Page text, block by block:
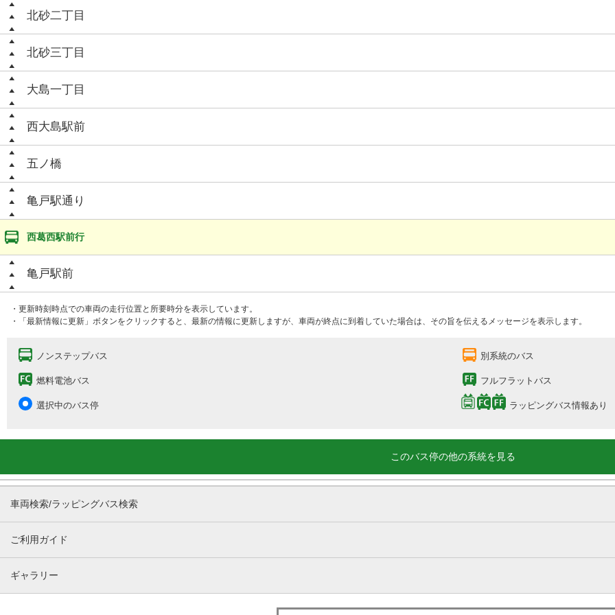
北砂二丁目
北砂三丁目
大島一丁目
西大島駅前
五ノ橋
亀戸駅通り
西葛西駅前行
亀戸駅前
・更新時刻時点での車両の走行位置と所要時分を表示しています。
・「最新情報に更新」ボタンをクリックすると、最新の情報に更新しますが、車両が終点に到着していた場合は、その旨を伝えるメッセージを表示します。
ノンステップバス 別系統のバス
燃料電池バス フルフラットバス
選択中のバス停 ラッピングバス情報あり
このバス停の他の系統を見る
車両検索/ラッピングバス検索
ご利用ガイド
ギャラリー